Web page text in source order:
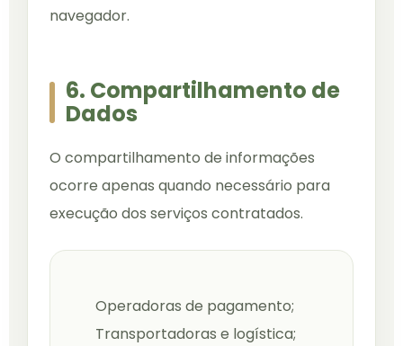
navegador.
6. Compartilhamento de
Dados
O compartilhamento de informações
ocorre apenas quando necessário para
execução dos serviços contratados.
Operadoras de pagamento;
Transportadoras e logística;